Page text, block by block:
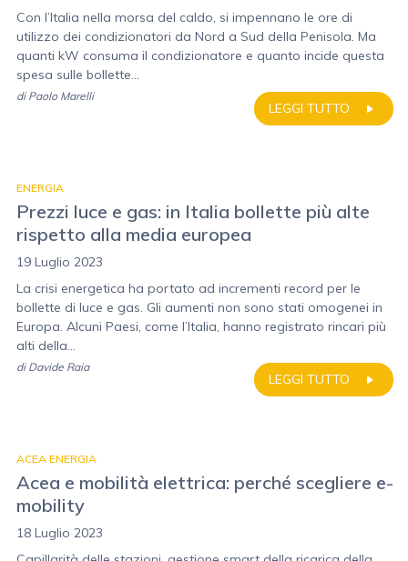
Con l’Italia nella morsa del caldo, si impennano le ore di
utilizzo dei condizionatori da Nord a Sud della Penisola. Ma
quanti kW consuma il condizionatore e quanto incide questa
spesa sulle bollette...
LEGGI TUTTO
di Paolo Marelli
ENERGIA
Prezzi luce e gas: in Italia bollette più alte
rispetto alla media europea
19 Luglio 2023
La crisi energetica ha portato ad incrementi record per le
bollette di luce e gas. Gli aumenti non sono stati omogenei in
Europa. Alcuni Paesi, come l’Italia, hanno registrato rincari più
alti della...
LEGGI TUTTO
di Davide Raia
ACEA ENERGIA
Acea e mobilità elettrica: perché scegliere e-
mobility
18 Luglio 2023